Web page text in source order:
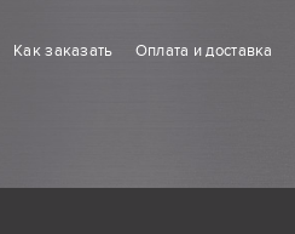
Как заказать Оплата и доставка